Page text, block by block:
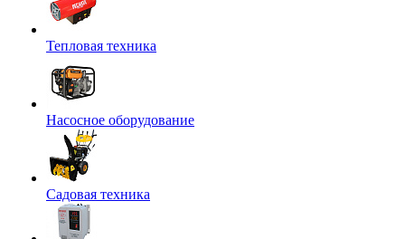
Тепловая техника
Насосное оборудование
Садовая техника